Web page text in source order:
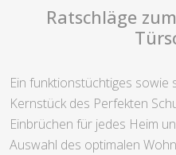
Ratschläge
Ein funktionstüchtiges sowie
Kernstück des Perfekten
Einbrüchen für jedes Heim
Auswahl des optimalen